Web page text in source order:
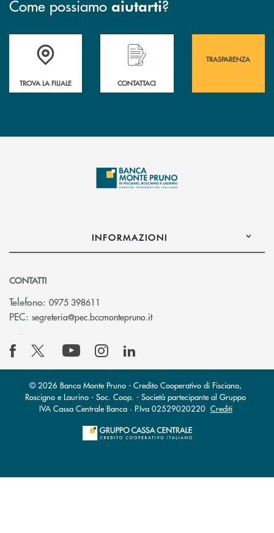
Come possiamo aiutarti?
Accedi all' elenco completo&nbsp; delle&nbsp; filiali&nbsp; di Banca
TROVA LA FILIALE
Hai bisogno di assistenza immediata?
CONTATTACI
TRASPARENZA
INFORMAZIONI
CONTATTI
Telefono: 0975 398611
PEC: segreteria@pec.bccmontepruno.it(si apre l’app di posta
© 2026 Banca Monte Pruno - Credito Cooperativo di Fisciano,
Roscigno e Laurino - Soc. Coop. - Società partecipante al Gruppo
IVA Cassa Centrale Banca · P.Iva 02529020220 Crediti